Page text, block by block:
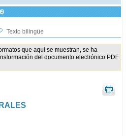
Texto bilingüe
que aquí se muestran, se ha
del documento electrónico PDF